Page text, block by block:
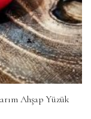
Ahşap Yüzük